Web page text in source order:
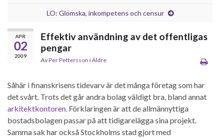
LO: Glömska, inkompetens och censur
APR
02
2009
Effektiv användning av det offentligas
pengar
AvPer Pettersson iÄldre
Såhär i finanskrisens tidevarv är det många företag som har
det svårt. Trots det går andra bolag väldigt bra, bland annat
arkitektkontoren. Förklaringen är att de allmännyttiga
bostadsbolagen passar på att tidigarelägga sina projekt.
Samma sak har också Stockholms stad gjort med